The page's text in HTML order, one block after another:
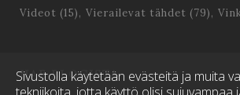
Videot (15) Vierailevat tähdet (79)
HAE BLOGISTA
Sivustolla käytetään evästeitä ja muita